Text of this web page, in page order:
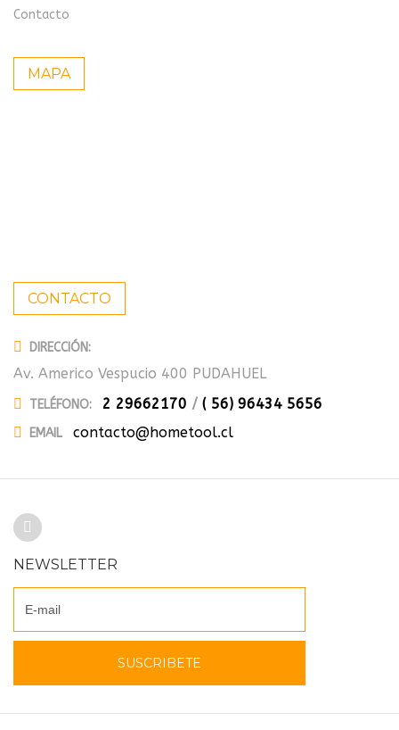
Contacto
MAPA
CONTACTO
DIRECCIÓN:
Av. Americo Vespucio 400 PUDAHUEL
TELÉFONO: 2 29662170 / ( 56) 96434 5656
EMAIL contacto@hometool.cl
NEWSLETTER